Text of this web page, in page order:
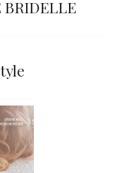
BRIDELLE